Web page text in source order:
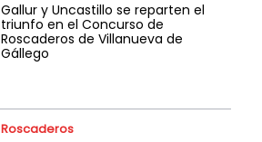
Gallur y Uncastillo se reparten el
triunfo en el Concurso de
Roscaderos de Villanueva de
Gállego
Roscaderos